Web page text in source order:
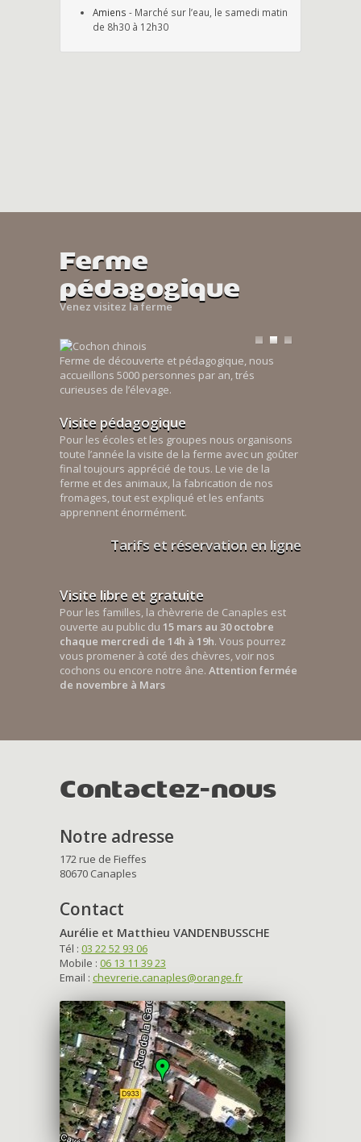
Amiens - Marché sur l’eau, le samedi matin
de 8h30 à 12h30
Ferme
pédagogique
Venez visitez la ferme
Ferme de découverte et pédagogique, nous
accueillons 5000 personnes par an, trés
curieuses de l’élevage.
Visite pédagogique
Pour les écoles et les groupes nous organisons
toute l’année la visite de la ferme avec un goûter
final toujours apprécié de tous. Le vie de la
ferme et des animaux, la fabrication de nos
fromages, tout est expliqué et les enfants
apprennent énormément.
Tarifs et réservation en ligne
Visite libre et gratuite
Pour les familles, la chèvrerie de Canaples est
ouverte au public du 15 mars au 30 octobre
chaque mercredi de 14h à 19h. Vous pourrez
vous promener à coté des chèvres, voir nos
cochons ou encore notre âne. Attention fermée
de novembre à Mars
Contactez-nous
Notre adresse
172 rue de Fieffes
80670 Canaples
Contact
Aurélie et Matthieu VANDENBUSSCHE
Tél : 03 22 52 93 06
Mobile : 06 13 11 39 23
Email : chevrerie.canaples@orange.fr